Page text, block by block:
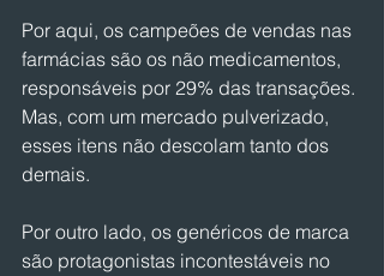
Por aqui, os campeões de vendas nas
farmácias são os não medicamentos,
responsáveis por 29% das transações.
Mas, com um mercado pulverizado,
esses itens não descolam tanto dos
demais.
Por outro lado, os genéricos de marca
são protagonistas incontestáveis no